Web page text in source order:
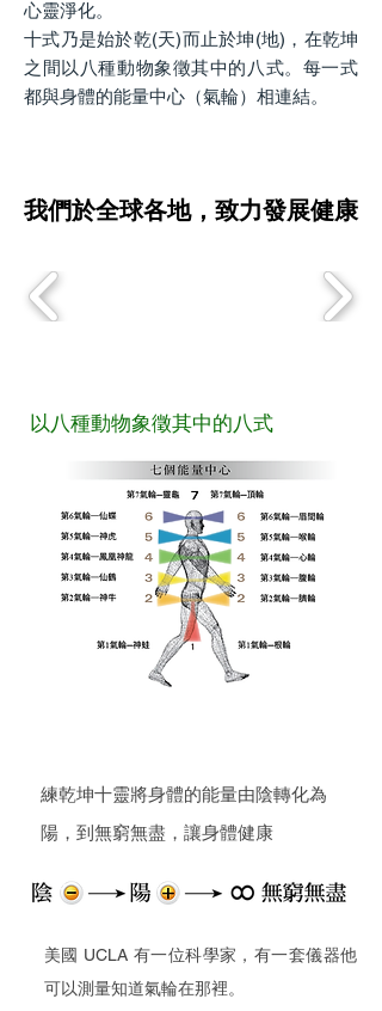
心靈淨化。
十式乃是始於乾(天)而止於坤(地)，在乾坤
之間以八種動物象徵其中的八式。每一式
都與身體的能量中心（氣輪）相連結。
​我們於全球各地，致力發展健康
以八種動物象徵其中的八式
練乾坤十靈將身體的能量由陰轉化為
陽，到無窮無盡，讓身體健康
美國 UCLA 有一位科學家，有一套儀器他
可以測量知道氣輪在那裡。